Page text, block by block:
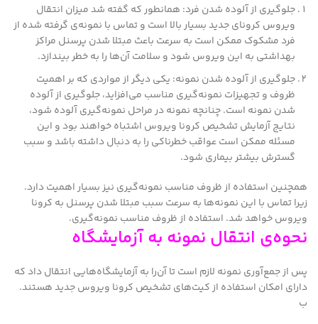
جلوگیری از آلوده شدن فرد: همانطور که گفته شد میزان انتقال
ویروس کرونای جدید بسیار بالا است و تماس با نمونه‌ی گرفته شده از
فرد مشکوک ممکن است به سرعت باعث مبتلا شدن پرسنل مراکز
بهداشتی به این ویروس شود و سلامت آن‌ها را به خطر بیندازد.
جلوگیری از آلوده شدن نمونه: یکی دیگر از مواردی که بر اهمیت
ظروف و تجهیزات نمونه‌گیری مناسب می‌افزاید، جلوگیری از آلوده
شدن نمونه است. چنانچه نمونه در مراحل نمونه‌گیری آلوده شود،
نتایج آزمایش تشخیص کرونا ویروس اشتباه خواهند بود و این
مسئله ممکن است عواقب خطرناکی را به دنبال داشته باشد و سبب
گسترش بیشتر بیماری شود.
همچنین استفاده از ظروف مناسب نمونه‌گیری نیز بسیار اهمیت دارد.
زیرا تماس با این نمونه‌ها به سرعت سبب مبتلا شدن پرسنل به کرونا
ویروس خواهد شد. استفاده از ظروف مناسب نمونه‌گیری.
نحوه‌ی انتقال نمونه به آزمایشگاه
پس از جمع‌آوری نمونه لازم است تا آن‌را به آزمایشگاه‌هایی انتقال داد که
دارای امکان استفاده از کیت‌های تشخیص کرونا ویروس جدید هستند.
ب